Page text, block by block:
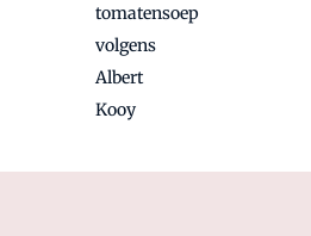
tomatensoep
volgens
Albert
Kooy